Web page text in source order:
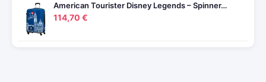
American Tourister Disney Legends – Spinner…
114,70 €